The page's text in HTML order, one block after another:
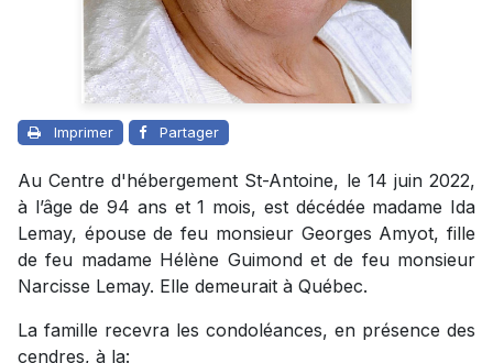
Imprimer Partager
Au Centre d'hébergement St-Antoine, le 14 juin 2022,
à l’âge de 94 ans et 1 mois, est décédée madame Ida
Lemay, épouse de feu monsieur Georges Amyot, fille
de feu madame Hélène Guimond et de feu monsieur
Narcisse Lemay. Elle demeurait à Québec.
La famille recevra les condoléances, en présence des
cendres, à la: